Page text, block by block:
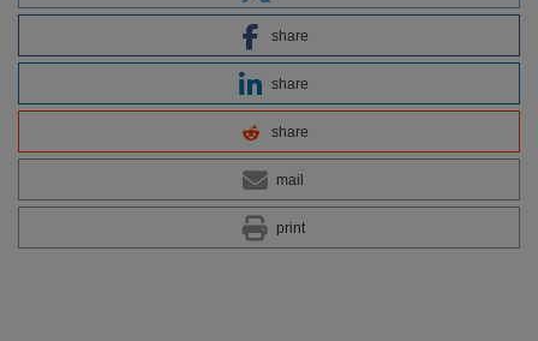
share
share
share
mail
print